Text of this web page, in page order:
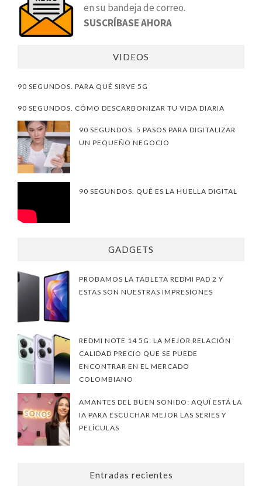
en su bandeja de correo.
SUSCRÍBASE AHORA
VIDEOS
90 SEGUNDOS. PARA QUÉ SIRVE 5G
90 SEGUNDOS. CÓMO DESCARBONIZAR TU VIDA DIARIA
90 SEGUNDOS. 5 PASOS PARA DIGITALIZAR
UN PEQUEÑO NEGOCIO
90 SEGUNDOS. QUÉ ES LA HUELLA DIGITAL
GADGETS
PROBAMOS LA TABLETA REDMI PAD 2 Y
ESTAS SON NUESTRAS IMPRESIONES
REDMI NOTE 14 5G: LA MEJOR RELACIÓN
CALIDAD PRECIO QUE SE PUEDE
ENCONTRAR EN EL MERCADO
COLOMBIANO
AMANTES DEL BUEN SONIDO: AQUÍ ESTÁ LA
IA PARA ESCUCHAR MEJOR LAS SERIES Y
PELÍCULAS
Entradas recientes